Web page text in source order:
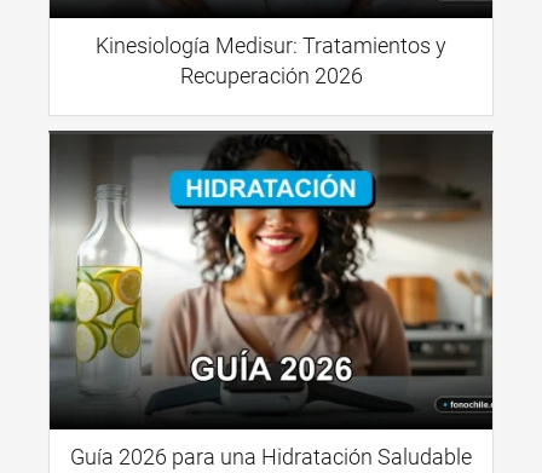
Kinesiología Medisur: Tratamientos y
Recuperación 2026
Guía 2026 para una Hidratación Saludable